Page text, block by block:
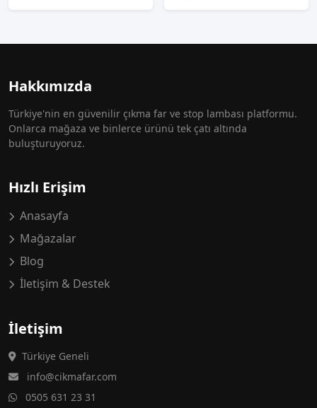
Hakkımızda
Türkiye'nin en güvenilir çıkma far ve stop lambası platformu.
Onlarca mağaza ve binlerce ürünü tek çatı altında
buluşturuyoruz.
Hızlı Erişim
Anasayfa
Mağazalar
Blog
İletişim & Destek
İletişim
Türkiye Geneli
info@cikmafar.com
0505 631 23 31